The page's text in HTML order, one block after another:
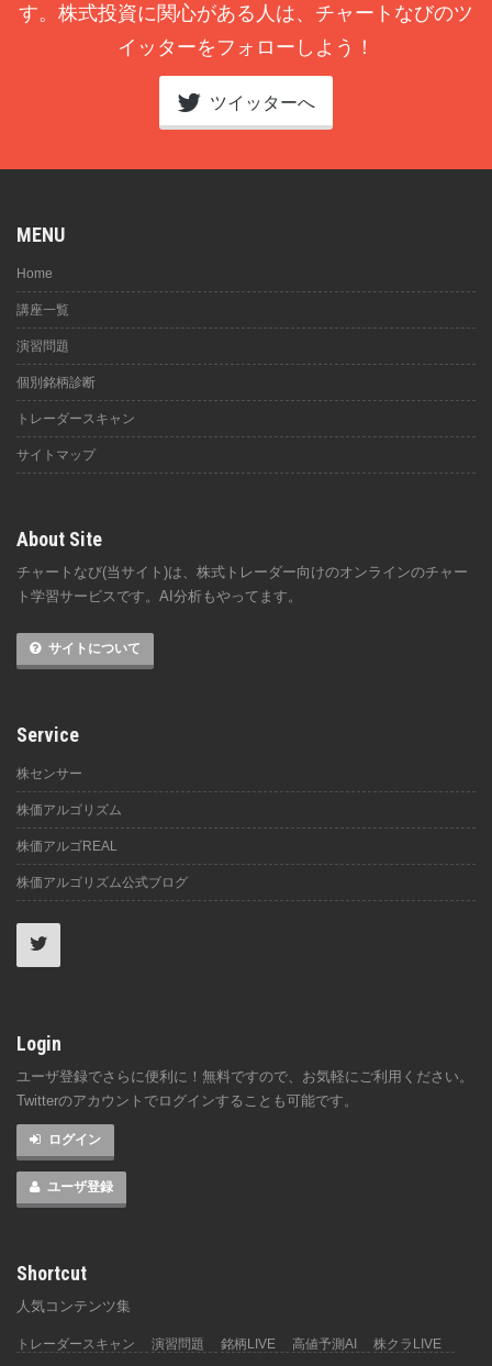
す。株式投資に関心がある人は、チャートなびのツ
イッターをフォローしよう！
ツイッターへ
MENU
Home
講座一覧
演習問題
個別銘柄診断
トレーダースキャン
サイトマップ
About Site
チャートなび(当サイト)は、株式トレーダー向けのオンラインのチャー
ト学習サービスです。AI分析もやってます。
サイトについて
Service
株センサー
株価アルゴリズム
株価アルゴREAL
株価アルゴリズム公式ブログ
Login
ユーザ登録でさらに便利に！無料ですので、お気軽にご利用ください。
Twitterのアカウントでログインすることも可能です。
ログイン
ユーザ登録
Shortcut
人気コンテンツ集
トレーダースキャン 演習問題 銘柄LIVE 高値予測AI 株クラLIVE